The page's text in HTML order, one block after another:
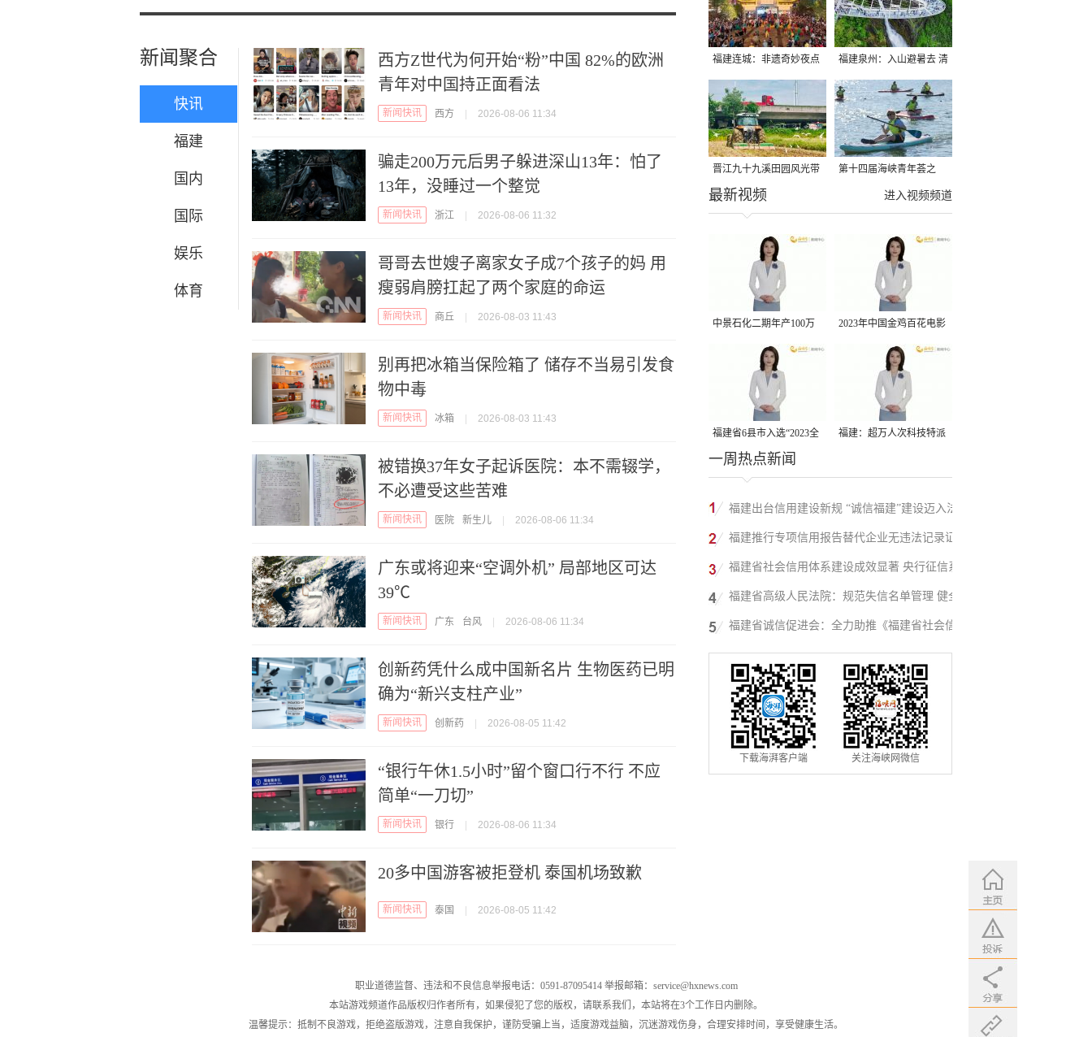
新闻聚合
快讯
福建
国内
国际
娱乐
体育
西方Z世代为何开始“粉”中国 82%的欧洲
青年对中国持正面看法
新闻快讯 西方 2026-08-06 11:34
骗走200万元后男子躲进深山13年：怕了
13年，没睡过一个整觉
新闻快讯 浙江 2026-08-06 11:32
哥哥去世嫂子离家女子成7个孩子的妈 用
瘦弱肩膀扛起了两个家庭的命运
新闻快讯 商丘 2026-08-03 11:43
别再把冰箱当保险箱了 储存不当易引发食
物中毒
新闻快讯 冰箱 2026-08-03 11:43
被错换37年女子起诉医院：本不需辍学，
不必遭受这些苦难
新闻快讯 医院 新生儿 2026-08-06 11:34
广东或将迎来“空调外机” 局部地区可达
39℃
新闻快讯 广东 台风 2026-08-06 11:34
创新药凭什么成中国新名片 生物医药已明
确为“新兴支柱产业”
新闻快讯 创新药 2026-08-05 11:42
“银行午休1.5小时”留个窗口行不行 不应
简单“一刀切”
新闻快讯 银行 2026-08-06 11:34
20多中国游客被拒登机 泰国机场致歉
新闻快讯 泰国 2026-08-05 11:42
福建连城：非遗奇妙夜点
亮夏夜
福建泉州：入山避暑去 清
凉好惬意
晋江九十九溪田园风光带
千亩早稻迎来成熟收割季
第十四届海峡青年荟之
2026榕台青年大学生水上
进入视频频道
最新视频
中景石化二期年产100万
吨丙烷脱氢项目建成中交
2023年中国金鸡百花电影
节有福电影巡展31日启动
福建省6县市入选“2023全
国县域发展潜力百强县”
福建：超万人次科技特派
一周热点新闻
福建出台信用建设新规 “诚信福建”建设迈入法
治化新阶段
福建推行专项信用报告替代企业无违法记录证
明改革成效显著
福建省社会信用体系建设成效显著 央行征信系
统赋能实体经济
福建省高级人民法院：规范失信名单管理 健全
信用修复机制
福建省诚信促进会：全力助推《福建省社会信
用条例》落地见效
下载海湃客户端 关注海峡网微信
职业道德监督、违法和不良信息举报电话：0591-87095414 举报邮箱：service@hxnews.com
本站游戏频道作品版权归作者所有，如果侵犯了您的版权，请联系我们，本站将在3个工作日内删除。
温馨提示：抵制不良游戏，拒绝盗版游戏，注意自我保护，谨防受骗上当，适度游戏益脑，沉迷游戏伤身，合理安排时间，享受健康生活。